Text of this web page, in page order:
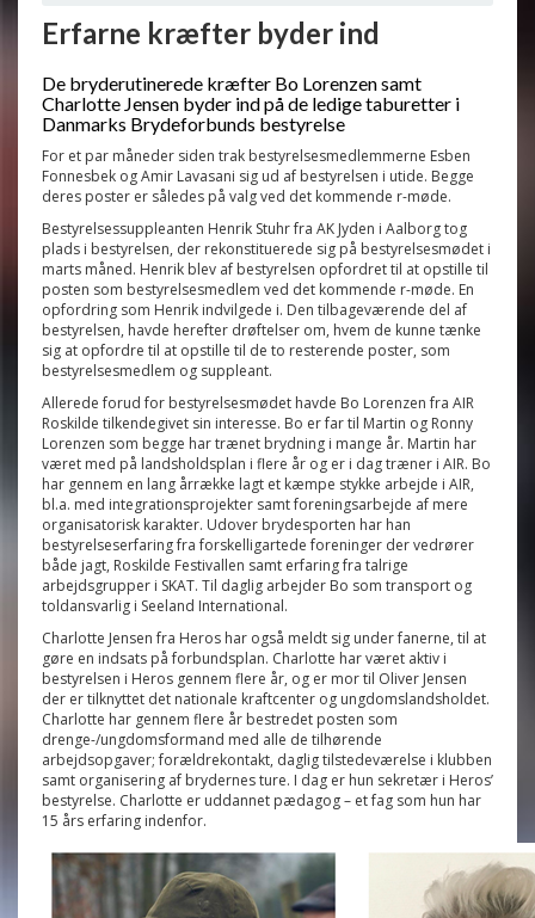
Erfarne kræfter byder ind
De bryderutinerede kræfter Bo Lorenzen samt
Charlotte Jensen byder ind på de ledige taburetter i
Danmarks Brydeforbunds bestyrelse
For et par måneder siden trak bestyrelsesmedlemmerne Esben
Fonnesbek og Amir Lavasani sig ud af bestyrelsen i utide. Begge
deres poster er således på valg ved det kommende r-møde.
Bestyrelsessuppleanten Henrik Stuhr fra AK Jyden i Aalborg tog
plads i bestyrelsen, der rekonstituerede sig på bestyrelsesmødet i
marts måned. Henrik blev af bestyrelsen opfordret til at opstille til
posten som bestyrelsesmedlem ved det kommende r-møde. En
opfordring som Henrik indvilgede i. Den tilbageværende del af
bestyrelsen, havde herefter drøftelser om, hvem de kunne tænke
sig at opfordre til at opstille til de to resterende poster, som
bestyrelsesmedlem og suppleant.
Allerede forud for bestyrelsesmødet havde Bo Lorenzen fra AIR
Roskilde tilkendegivet sin interesse. Bo er far til Martin og Ronny
Lorenzen som begge har trænet brydning i mange år. Martin har
været med på landsholdsplan i flere år og er i dag træner i AIR. Bo
har gennem en lang årrække lagt et kæmpe stykke arbejde i AIR,
bl.a. med integrationsprojekter samt foreningsarbejde af mere
organisatorisk karakter. Udover brydesporten har han
bestyrelseserfaring fra forskelligartede foreninger der vedrører
både jagt, Roskilde Festivallen samt erfaring fra talrige
arbejdsgrupper i SKAT. Til daglig arbejder Bo som transport og
toldansvarlig i Seeland International.
Charlotte Jensen fra Heros har også meldt sig under fanerne, til at
gøre en indsats på forbundsplan. Charlotte har været aktiv i
bestyrelsen i Heros gennem flere år, og er mor til Oliver Jensen
der er tilknyttet det nationale kraftcenter og ungdomslandsholdet.
Charlotte har gennem flere år bestredet posten som
drenge-/ungdomsformand med alle de tilhørende
arbejdsopgaver; forældrekontakt, daglig tilstedeværelse i klubben
samt organisering af brydernes ture. I dag er hun sekretær i Heros’
bestyrelse. Charlotte er uddannet pædagog – et fag som hun har
15 års erfaring indenfor.